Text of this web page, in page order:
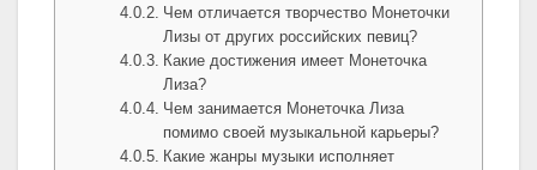
Чем отличается творчество Монеточки
Лизы от других российских певиц?
Какие достижения имеет Монеточка
Лиза?
Чем занимается Монеточка Лиза
помимо своей музыкальной карьеры?
Какие жанры музыки исполняет